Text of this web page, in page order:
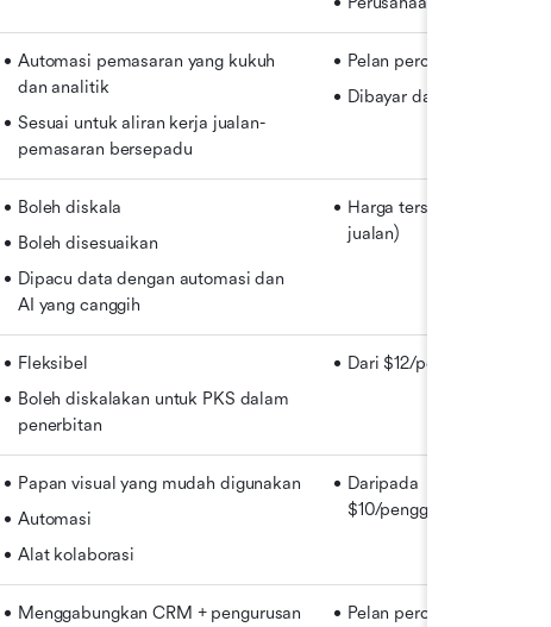
Automasi pemasaran yang kukuh
dan analitik
Sesuai untuk aliran kerja jualan-
pemasaran bersepadu
Pelan percuma
Dibayar dari $45/bulan
Boleh diskala
Boleh disesuaikan
Dipacu data dengan automasi dan
AI yang canggih
Harga tersuai (hubungi
jualan)
Fleksibel
Boleh diskalakan untuk PKS dalam
penerbitan
Dari $12/pengguna/bulan
Papan visual yang mudah digunakan
Automasi
Alat kolaborasi
Daripada
$10/pengguna/bulan
Menggabungkan CRM + pengurusan
Pelan percuma